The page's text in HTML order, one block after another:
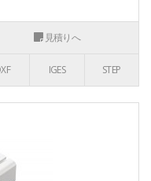
見積りへ
IGES STEP